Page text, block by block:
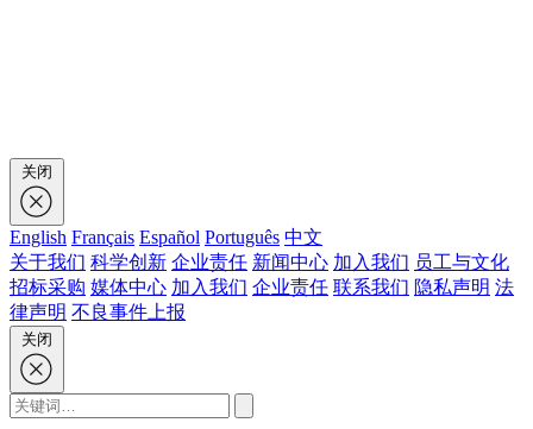
English Français Español Português 中文
关于我们 科学创新 企业责任 新闻中心 加入我们 员工与文化
招标采购 媒体中心 加入我们 企业责任 联系我们 隐私声明 法
律声明 不良事件上报